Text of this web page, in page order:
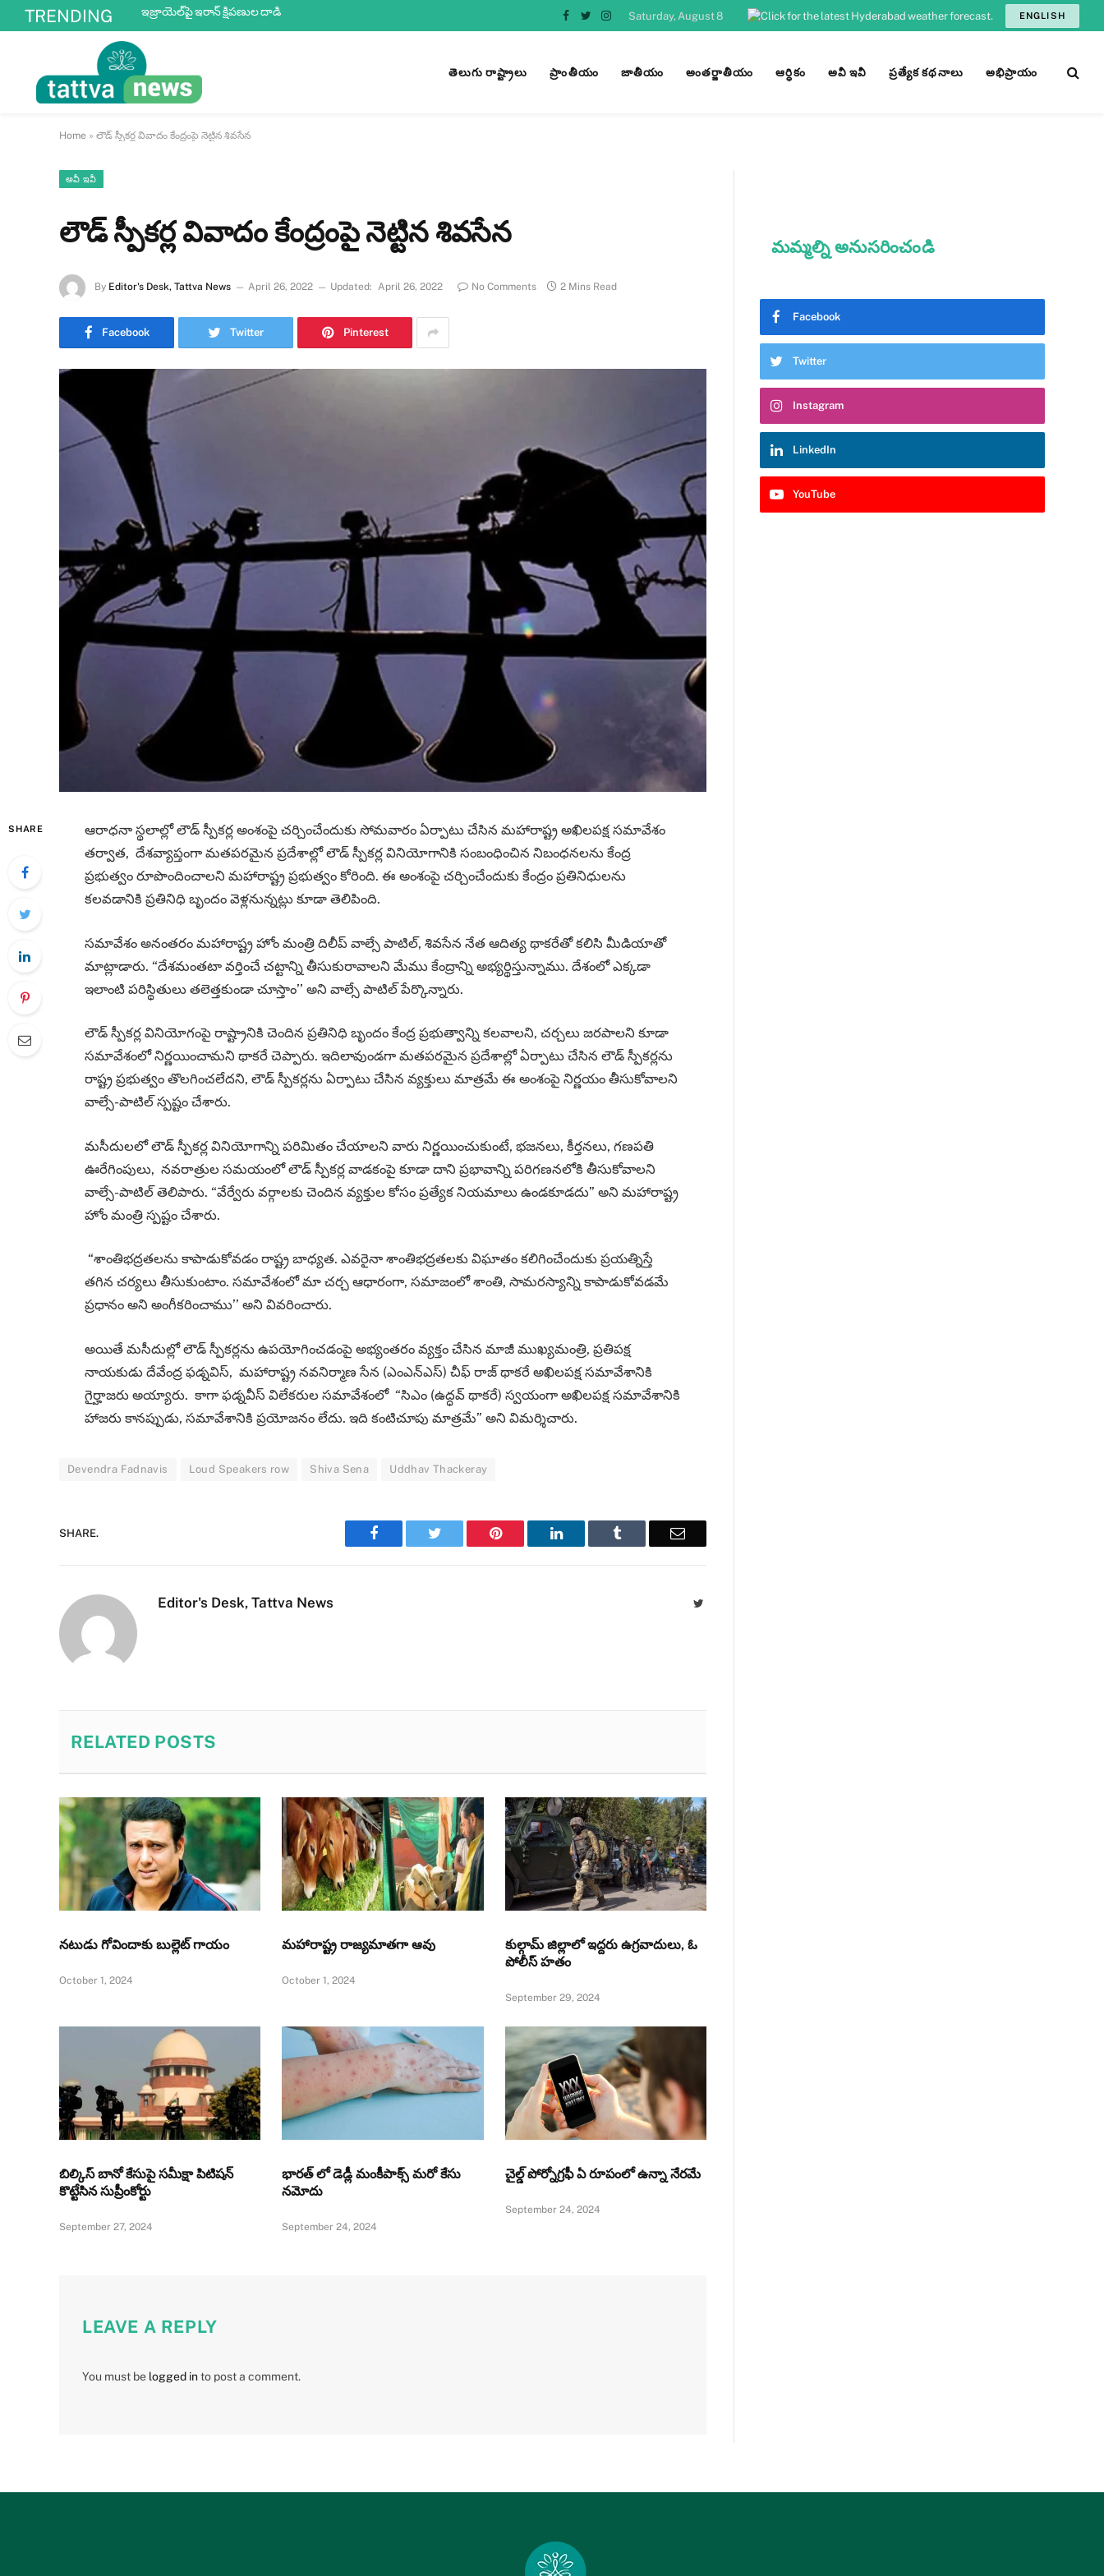
TRENDING
ఇజ్రాయెల్‌పై ఇరాన్ క్షిపణుల దాడి
Facebook
TwitterInstagram
Saturday, August 8 ENGLISH
తెలుగు రాష్ట్రాలు ప్రాంతీయం జాతీయం అంతర్జాతీయం ఆర్ధికం అవీ ఇవీ ప్రత్యేక కథనాలు అభిప్రాయం
Home » లౌడ్ స్పీకర్ల వివాదం కేంద్రంపై నెట్టిన శివసేన
అవీ ఇవీ
లౌడ్ స్పీకర్ల వివాదం కేంద్రంపై నెట్టిన శివసేన
By Editor's Desk, Tattva News April 26, 2022 Updated: April 26, 2022 No Comments 2 Mins Read
Facebook Twitter Pinterest
SHARE
ఆరాధనా స్థలాల్లో లౌడ్ స్పీకర్ల అంశంపై చర్చించేందుకు సోమవారం ఏర్పాటు చేసిన మహారాష్ట్ర అఖిలపక్ష సమావేశం
తర్వాత, దేశవ్యాప్తంగా మతపరమైన ప్రదేశాల్లో లౌడ్ స్పీకర్ల వినియోగానికి సంబంధించిన నిబంధనలను కేంద్ర
ప్రభుత్వం రూపొందించాలని మహారాష్ట్ర ప్రభుత్వం కోరింది. ఈ అంశంపై చర్చించేందుకు కేంద్రం ప్రతినిధులను
కలవడానికి ప్రతినిధి బృందం వెళ్లనున్నట్లు కూడా తెలిపింది.
సమావేశం అనంతరం మహారాష్ట్ర హోం మంత్రి దిలీప్ వాల్సే పాటిల్, శివసేన నేత ఆదిత్య థాకరేతో కలిసి మీడియాతో
మాట్లాడారు. “దేశమంతటా వర్తించే చట్టాన్ని తీసుకురావాలని మేము కేంద్రాన్ని అభ్యర్థిస్తున్నాము. దేశంలో ఎక్కడా
ఇలాంటి పరిస్థితులు తలెత్తకుండా చూస్తాం’’ అని వాల్సే పాటిల్ పేర్కొన్నారు.
లౌడ్ స్పీకర్ల వినియోగంపై రాష్ట్రానికి చెందిన ప్రతినిధి బృందం కేంద్ర ప్రభుత్వాన్ని కలవాలని, చర్చలు జరపాలని కూడా
సమావేశంలో నిర్ణయించామని థాకరే చెప్పారు. ఇదిలావుండగా మతపరమైన ప్రదేశాల్లో ఏర్పాటు చేసిన లౌడ్ స్పీకర్లను
రాష్ట్ర ప్రభుత్వం తొలగించలేదని, లౌడ్ స్పీకర్లను ఏర్పాటు చేసిన వ్యక్తులు మాత్రమే ఈ అంశంపై నిర్ణయం తీసుకోవాలని
వాల్సే-పాటిల్ స్పష్టం చేశారు.
మసీదులలో లౌడ్ స్పీకర్ల వినియోగాన్ని పరిమితం చేయాలని వారు నిర్ణయించుకుంటే, భజనలు, కీర్తనలు, గణపతి
ఊరేగింపులు, నవరాత్రుల సమయంలో లౌడ్ స్పీకర్ల వాడకంపై కూడా దాని ప్రభావాన్ని పరిగణనలోకి తీసుకోవాలని
వాల్సే-పాటిల్ తెలిపారు. “వేర్వేరు వర్గాలకు చెందిన వ్యక్తుల కోసం ప్రత్యేక నియమాలు ఉండకూడదు” అని మహారాష్ట్ర
హోం మంత్రి స్పష్టం చేశారు.
“శాంతిభద్రతలను కాపాడుకోవడం రాష్ట్ర బాధ్యత. ఎవరైనా శాంతిభద్రతలకు విఘాతం కలిగించేందుకు ప్రయత్నిస్తే
తగిన చర్యలు తీసుకుంటాం. సమావేశంలో మా చర్చ ఆధారంగా, సమాజంలో శాంతి, సామరస్యాన్ని కాపాడుకోవడమే
ప్రధానం అని అంగీకరించాము’’ అని వివరించారు.
అయితే మసీదుల్లో లౌడ్ స్పీకర్లను ఉపయోగించడంపై అభ్యంతరం వ్యక్తం చేసిన మాజీ ముఖ్యమంత్రి, ప్రతిపక్ష
నాయకుడు దేవేంద్ర ఫడ్నవిస్, మహారాష్ట్ర నవనిర్మాణ సేన (ఎంఎన్ఎస్) చీఫ్ రాజ్ థాకరే అఖిలపక్ష సమావేశానికి
గైర్హాజరు అయ్యారు. కాగా ఫడ్నవీస్ విలేకరుల సమావేశంలో “సిఎం (ఉద్ధవ్ థాకరే) స్వయంగా అఖిలపక్ష సమావేశానికి
హాజరు కానప్పుడు, సమావేశానికి ప్రయోజనం లేదు. ఇది కంటిచూపు మాత్రమే” అని విమర్శిచారు.
Devendra Fadnavis Loud Speakers row Shiva Sena Uddhav Thackeray
SHARE. Facebook Twitter Pinterest LinkedIn Tumblr Email
Editor's Desk, Tattva News Twitter
RELATED POSTS
నటుడు గోవిందాకు బుల్లెట్ గాయం
October 1, 2024
మహారాష్ట్ర రాజ్యమాతగా ఆవు
October 1, 2024
కుల్గామ్‌ జిల్లాలో ఇద్దరు ఉగ్రవాదులు, ఓ
పోలీస్ హతం
September 29, 2024
బిల్కిస్ బానో కేసుపై సమీక్షా పిటిషన్
కొట్టేసిన సుప్రీంకోర్టు
September 27, 2024
భారత్ లో డెడ్లీ మంకీపాక్స్ మరో కేసు
నమోదు
September 24, 2024
చైల్డ్ పోర్నోగ్రఫీ ఏ రూపంలో ఉన్నా నేరమే
September 24, 2024
LEAVE A REPLY
You must be logged into post a comment.
మమ్మల్ని అనుసరించండి
Facebook
Twitter
Instagram
LinkedIn
YouTube